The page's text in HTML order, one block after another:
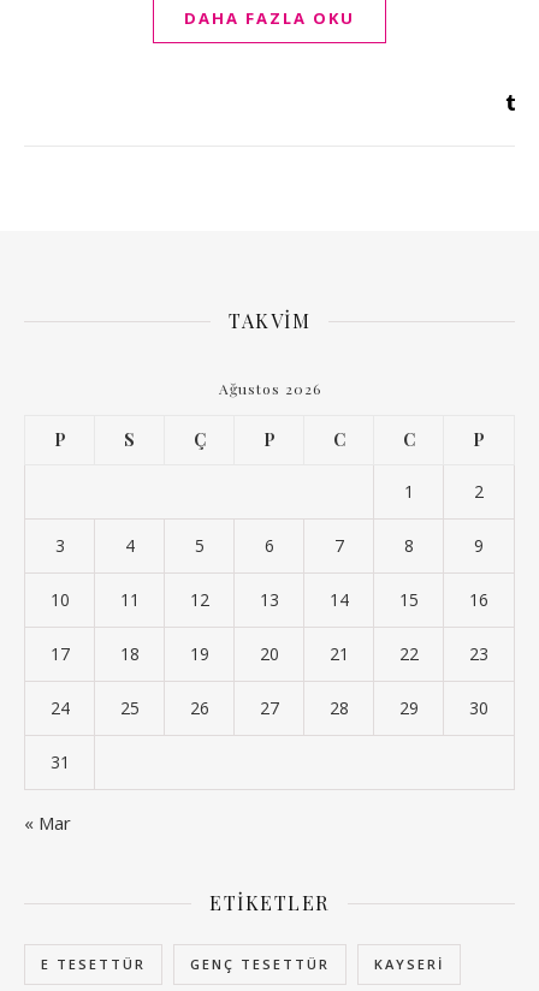
DAHA FAZLA OKU
TAKVIM
Ağustos 2026
P S Ç P C C P
1 2
3 4 5 6 7 8 9
10 11 12 13 14 15 16
17 18 19 20 21 22 23
24 25 26 27 28 29 30
31
« Mar
ETIKETLER
E TESETTÜR GENÇ TESETTÜR KAYSERI